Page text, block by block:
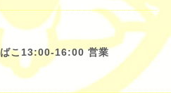
こ13:00-16:00 営業